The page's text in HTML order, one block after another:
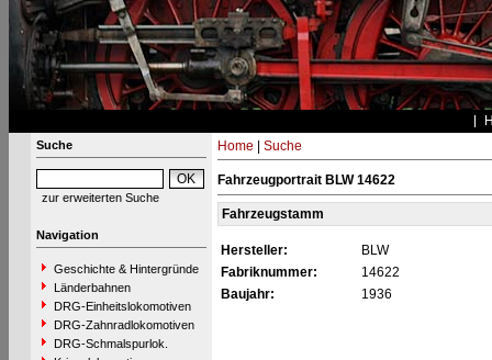
Suche
zur erweiterten Suche
Navigation
Geschichte & Hintergründe
Länderbahnen
DRG-Einheitslokomotiven
DRG-Zahnradlokomotiven
DRG-Schmalspurlok.
Home Suche
Fahrzeugportrait BLW 14622
Fahrzeugstamm
Hersteller:
BLW
Fabriknummer:
14622
Baujahr:
1936